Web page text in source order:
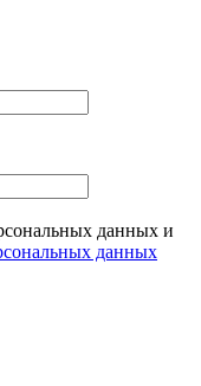
данных и
данных